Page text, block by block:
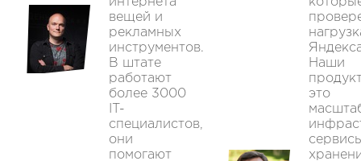
вещей и
рекламных
инструментов.
В штате
работают
более 3000
IT-
специалистов,
они
помогают
Наши
это